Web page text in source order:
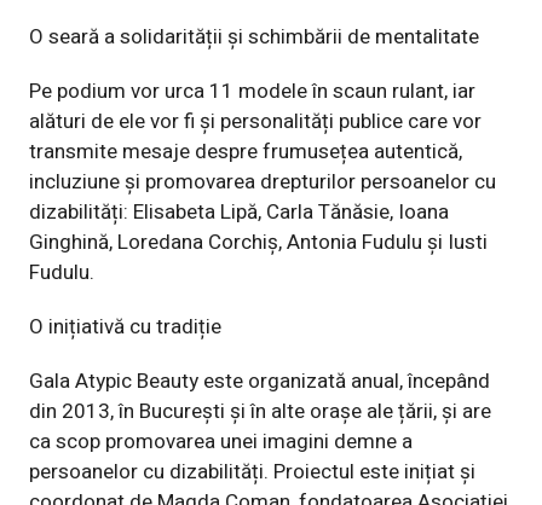
O seară a solidarității și schimbării de mentalitate
Pe podium vor urca 11 modele în scaun rulant, iar
alături de ele vor fi și personalități publice care vor
transmite mesaje despre frumusețea autentică,
incluziune și promovarea drepturilor persoanelor cu
dizabilități: Elisabeta Lipă, Carla Tănăsie, Ioana
Ginghină, Loredana Corchiş, Antonia Fudulu și Iusti
Fudulu.
O inițiativă cu tradiție
Gala Atypic Beauty este organizată anual, începând
din 2013, în București și în alte orașe ale țării, și are
ca scop promovarea unei imagini demne a
persoanelor cu dizabilități. Proiectul este inițiat și